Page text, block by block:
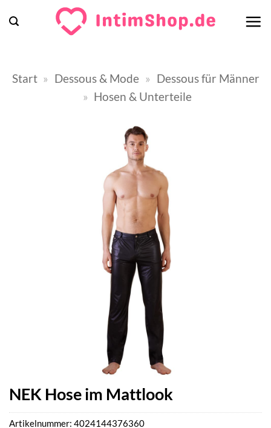
Inhalt
Start » Dessous & Mode » Dessous für Männer
» Hosen & Unterteile
NEK Hose im Mattlook
Artikelnummer: 4024144376360